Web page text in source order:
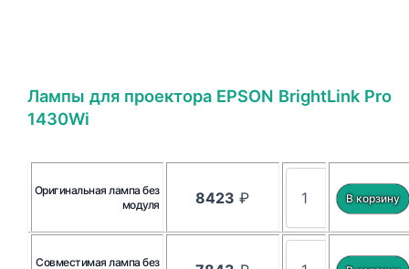
Лампы для проектора EPSON BrightLink Pro
1430Wi
Оригинальная лампа без
модуля
8423 ₽
Совместимая лампа без